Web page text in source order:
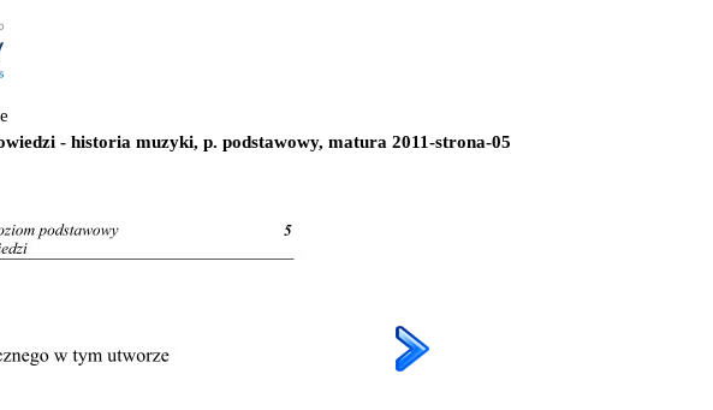
- historia muzyki, p. podstawowy, matura 2011-strona-05